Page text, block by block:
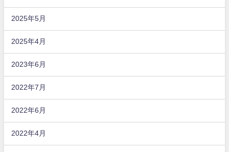
2025年5月
2025年4月
2023年6月
2022年7月
2022年6月
2022年4月